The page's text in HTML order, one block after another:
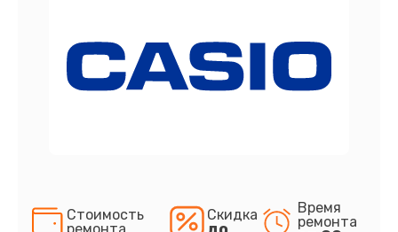
Стоимость
Скидка
Время
ремонта